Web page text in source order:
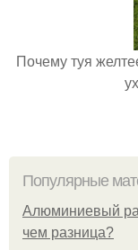
Почему туя
Популярные
Алюминиевый
чем разница?